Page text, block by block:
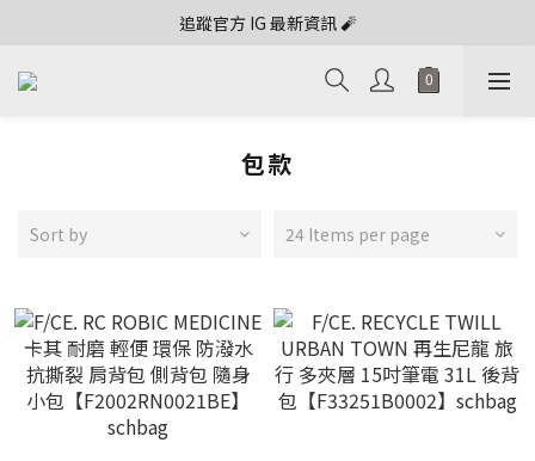
追蹤官方 IG 最新資訊 🧨
包款
Sort by 24 Items per page